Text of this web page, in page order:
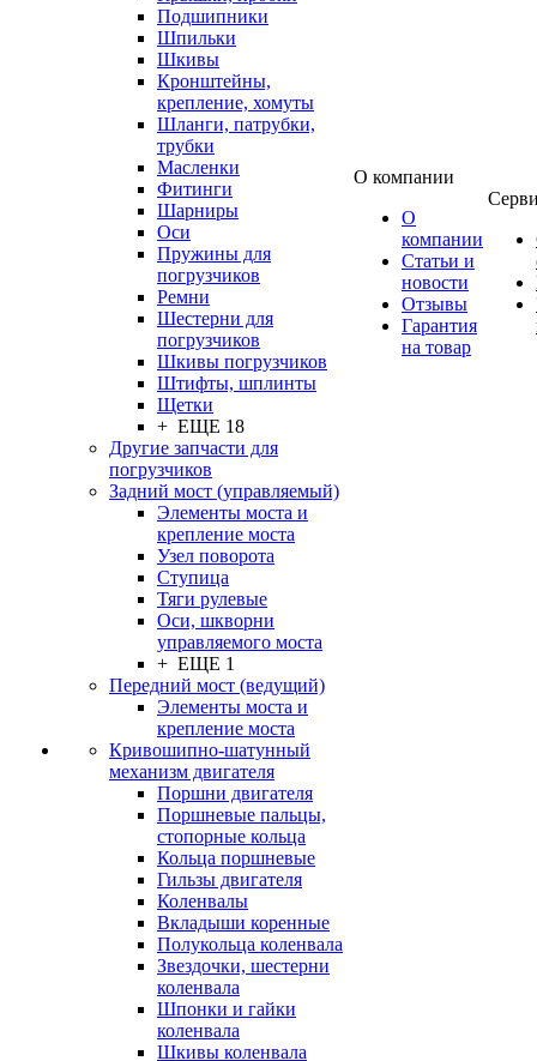
Подшипники
Шпильки
Шкивы
Кронштейны,
крепление, хомуты
Шланги, патрубки,
трубки
Масленки
Фитинги
Шарниры
Оси
Пружины для
погрузчиков
Ремни
Шестерни для
погрузчиков
Шкивы погрузчиков
Штифты, шплинты
Щетки
+ ЕЩЕ 18
Другие запчасти для
погрузчиков
Задний мост (управляемый)
Элементы моста и
крепление моста
Узел поворота
Ступица
Тяги рулевые
Оси, шкворни
управляемого моста
+ ЕЩЕ 1
Передний мост (ведущий)
Элементы моста и
крепление моста
Кривошипно-шатунный
механизм двигателя
Поршни двигателя
Поршневые пальцы,
стопорные кольца
Кольца поршневые
Гильзы двигателя
Коленвалы
Вкладыши коренные
Полукольца коленвала
Звездочки, шестерни
коленвала
Шпонки и гайки
коленвала
Шкивы коленвала
О компании
О
компании
Статьи и
новости
Отзывы
Гарантия
на товар